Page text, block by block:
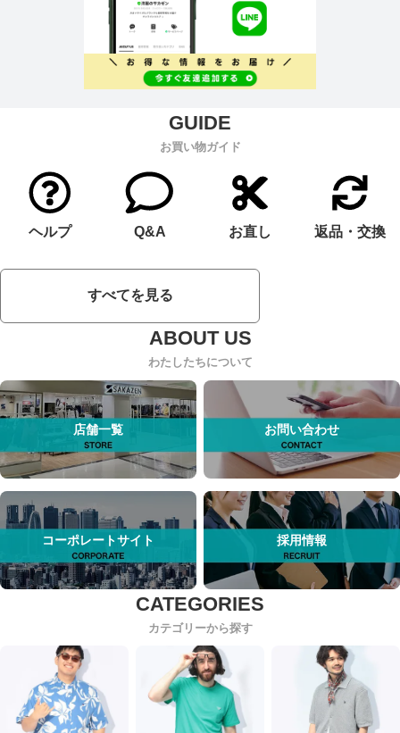
お買い物ガイド
ヘルプ Q&A お直し 返品・交換
すべてを見る
わたしたちについて
店舗一覧 お問い合わせ
コーポレートサイト 採用情報
カテゴリーから探す